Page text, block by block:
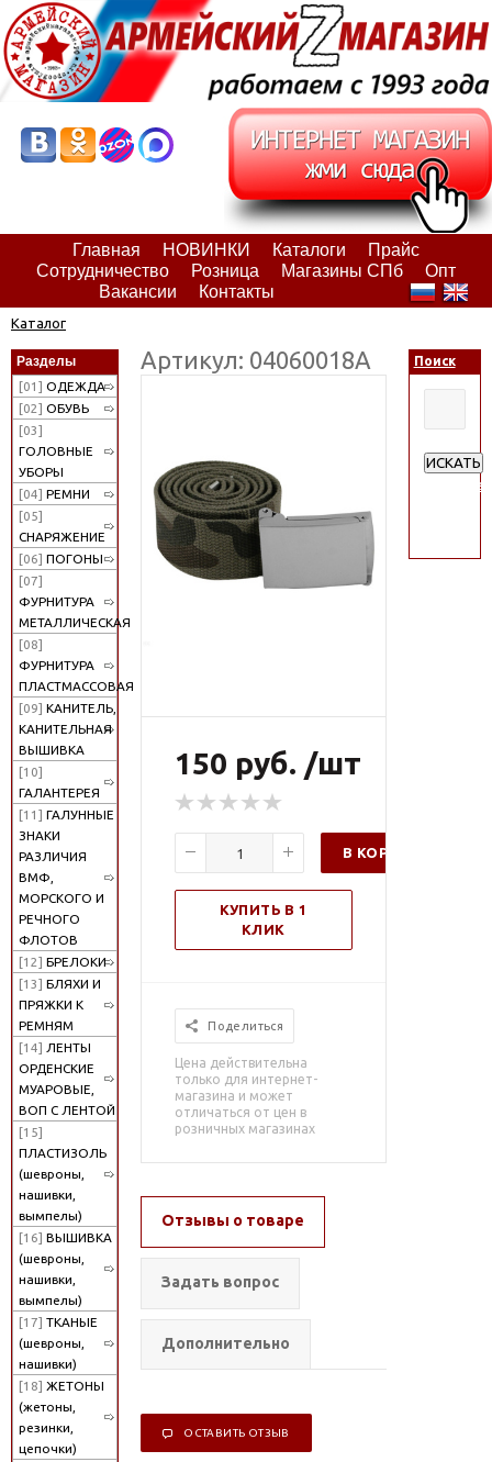
Главная НОВИНКИ Каталоги
Прайс
Сотрудничество
Розница Магазины СПб
Опт
Вакансии
Контакты
Каталог
Разделы
[01] ОДЕЖДА
[02] ОБУВЬ
[03]
ГОЛОВНЫЕ
УБОРЫ
[04] РЕМНИ
[05]
СНАРЯЖЕНИЕ
[06] ПОГОНЫ
[07]
ФУРНИТУРА
МЕТАЛЛИЧЕСКАЯ
[08]
ФУРНИТУРА
ПЛАСТМАССОВАЯ
[09] КАНИТЕЛЬ,
КАНИТЕЛЬНАЯ
ВЫШИВКА
[10]
ГАЛАНТЕРЕЯ
[11] ГАЛУННЫЕ
ЗНАКИ
РАЗЛИЧИЯ
ВМФ,
МОРСКОГО И
РЕЧНОГО
ФЛОТОВ
[12] БРЕЛОКИ
[13] БЛЯХИ И
ПРЯЖКИ К
РЕМНЯМ
[14] ЛЕНТЫ
ОРДЕНСКИЕ
МУАРОВЫЕ,
ВОП С ЛЕНТОЙ
[15]
ПЛАСТИЗОЛЬ
(шевроны,
нашивки,
вымпелы)
[16] ВЫШИВКА
(шевроны,
нашивки,
вымпелы)
[17] ТКАНЫЕ
(шевроны,
нашивки)
[18] ЖЕТОНЫ
(жетоны,
резинки,
цепочки)
Артикул: 04060018А
150 руб. /шт
В КОРЗИНУ
КУПИТЬ В 1
КЛИК
Поделиться
Цена действительна
только для интернет-
магазина и может
отличаться от цен в
розничных магазинах
Отзывы о товаре
Задать вопрос
Дополнительно
ОСТАВИТЬ ОТЗЫВ
Поиск
ИСКАТЬ